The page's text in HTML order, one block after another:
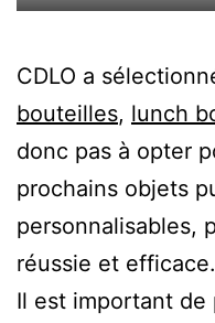
CDLO a
bouteilles, lunch
donc pas à opter
prochains objets
personnalisables,
réussie et efficace.
Il est important de